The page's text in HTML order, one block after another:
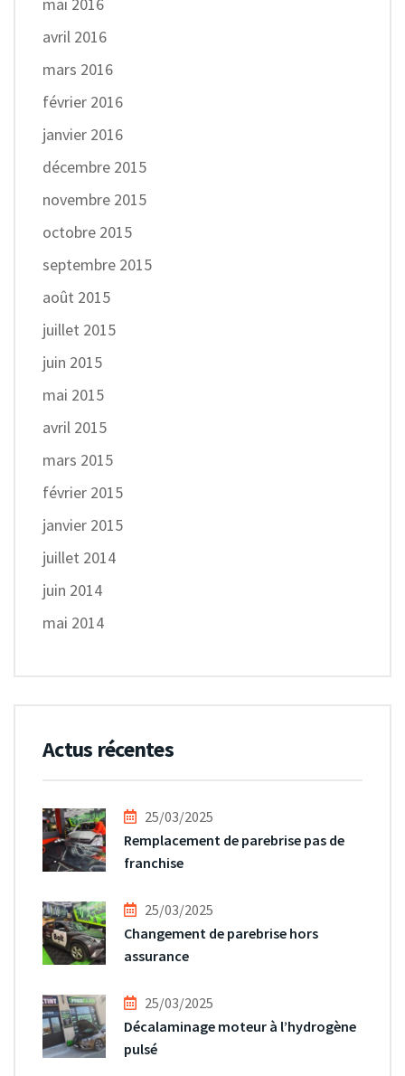
avril 2016
mars 2016
février 2016
janvier 2016
décembre 2015
novembre 2015
octobre 2015
septembre 2015
août 2015
juillet 2015
juin 2015
mai 2015
avril 2015
mars 2015
février 2015
janvier 2015
juillet 2014
juin 2014
mai 2014
Actus récentes
25/03/2025
Remplacement de parebrise pas de
franchise
25/03/2025
Changement de parebrise hors
assurance
25/03/2025
Décalaminage moteur à l’hydrogène
pulsé